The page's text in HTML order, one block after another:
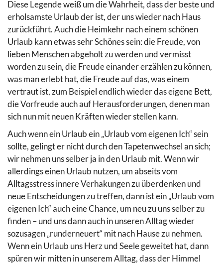
Diese Legende weiß um die Wahrheit, dass der beste und
erholsamste Urlaub der ist, der uns wieder nach Haus
zurückführt. Auch die Heimkehr nach einem schönen
Urlaub kann etwas sehr Schönes sein: die Freude, von
lieben Menschen abgeholt zu werden und vermisst
worden zu sein, die Freude einander erzählen zu können,
was man erlebt hat, die Freude auf das, was einem
vertraut ist, zum Beispiel endlich wieder das eigene Bett,
die Vorfreude auch auf Herausforderungen, denen man
sich nun mit neuen Kräften wieder stellen kann.
Auch wenn ein Urlaub ein „Urlaub vom eigenen Ich“ sein
sollte, gelingt er nicht durch den Tapetenwechsel an sich;
wir nehmen uns selber ja in den Urlaub mit. Wenn wir
allerdings einen Urlaub nutzen, um abseits vom
Alltagsstress innere Verhakungen zu überdenken und
neue Entscheidungen zu treffen, dann ist ein „Urlaub vom
eigenen Ich“ auch eine Chance, um neu zu uns selber zu
finden – und uns dann auch in unseren Alltag wieder
sozusagen „runderneuert“ mit nach Hause zu nehmen.
Wenn ein Urlaub uns Herz und Seele geweitet hat, dann
spüren wir mitten in unserem Alltag, dass der Himmel